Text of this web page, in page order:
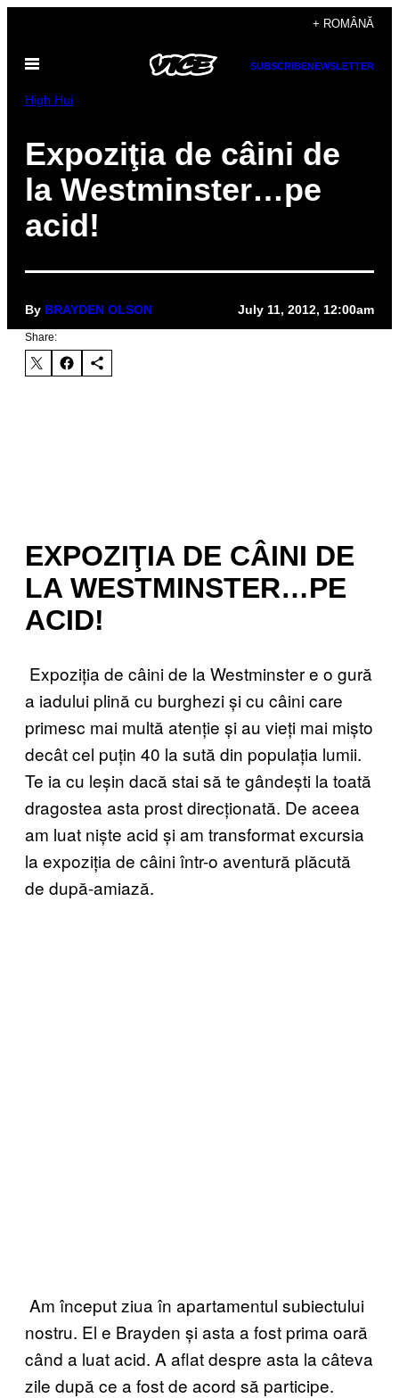
content
+ ROMÂNĂ
Open
SUBSCRIBENEWSLETTER
High Hui
Expoziţia de câini de
la Westminster…pe
acid!
By BRAYDEN OLSON July 11, 2012, 12:00am
Share:
EXPOZIŢIA DE CÂINI DE
LA WESTMINSTER…PE
ACID!
Expoziția de câini de la Westminster e o gură
a iadului plină cu burghezi și cu câini care
primesc mai multă atenție și au vieți mai mișto
decât cel puțin 40 la sută din populația lumii.
Te ia cu leșin dacă stai să te gândești la toată
dragostea asta prost direcționată. De aceea
am luat niște acid și am transformat excursia
la expoziția de câini într-o aventură plăcută
de după-amiază.
Am început ziua în apartamentul subiectului
nostru. El e Brayden și asta a fost prima oară
când a luat acid. A aflat despre asta la câteva
zile după ce a fost de acord să participe.